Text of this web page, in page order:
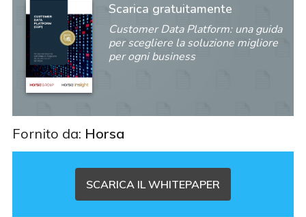
Scarica gratuitamente
Customer Data Platform: una guida
per scegliere la soluzione migliore
per ogni business
Fornito da: Horsa
SCARICA IL WHITEPAPER